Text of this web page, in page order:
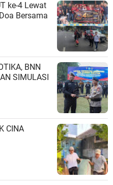
ke-4 Lewat
Bersama
BNN
SIMULASI
CINA